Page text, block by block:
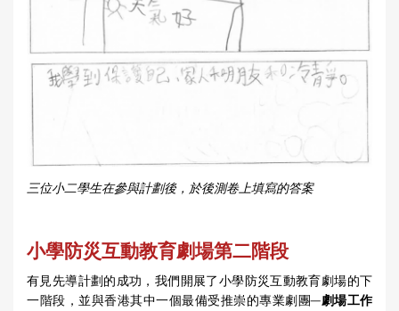
三位小二學生在參與計劃後，於後測卷上填寫的答案
小學防災互動教育劇場第二階段
有見先導計劃的成功，我們開展了小學防災互動教育劇場的下
一階段，並與香港其中一個最備受推崇的專業劇團─劇場工作